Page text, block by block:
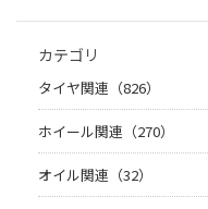
カテゴリ
タイヤ関連（826）
ホイール関連（270）
オイル関連（32）